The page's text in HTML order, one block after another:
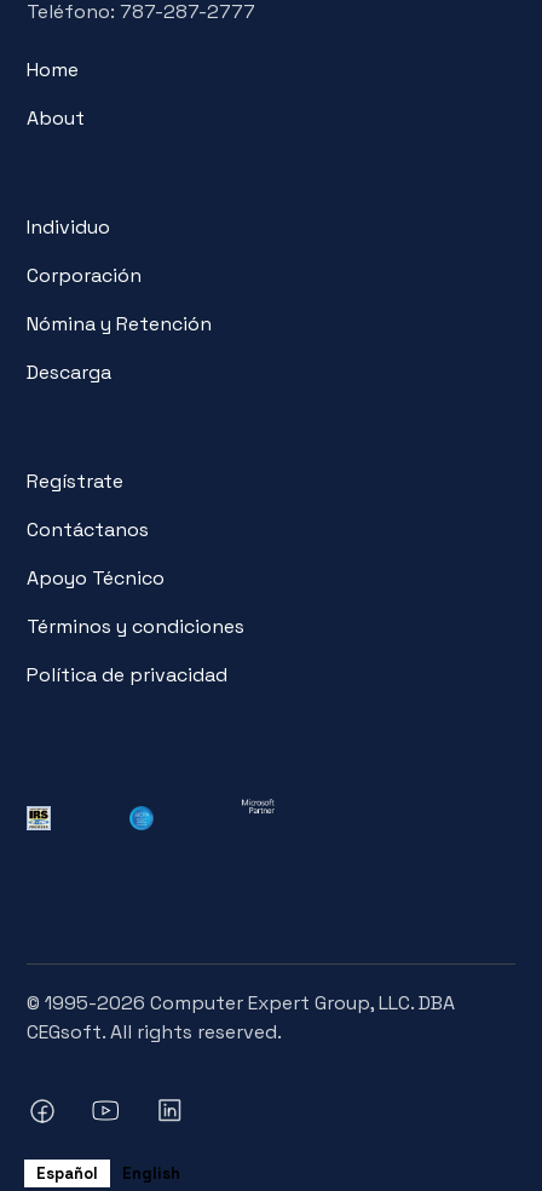
Teléfono: 787-287-2777
Home
About
Individuo
Corporación
Nómina y Retención
Descarga
Regístrate
Contáctanos
Apoyo Técnico
Términos y condiciones
Política de privacidad
© 1995-2026 Computer Expert Group, LLC. DBA
CEGsoft. All rights reserved.
Español English